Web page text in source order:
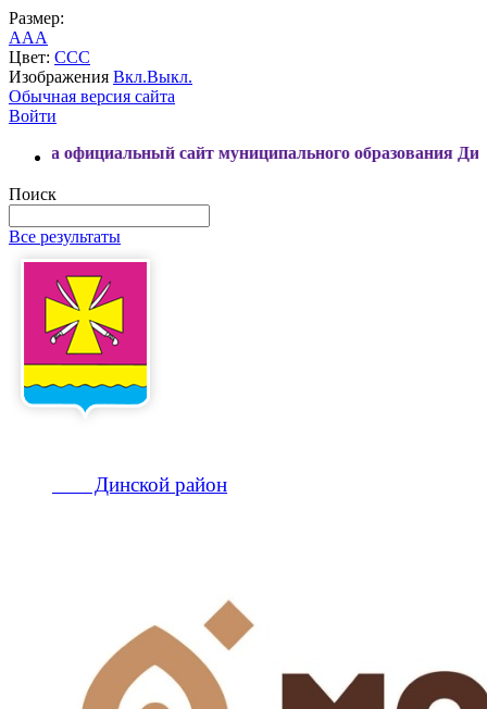
Размер:
AAA
Цвет: CCC
Изображения Вкл.Выкл.
Обычная версия сайта
Войти
сайт муниципального образования Динской
Поиск
Все результаты
Динской район